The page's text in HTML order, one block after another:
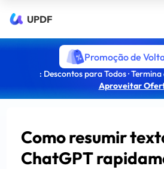
UPDF
Promoção de
: Descontos para Todos ·
Aproveitar
Como resumir
ChatGPT